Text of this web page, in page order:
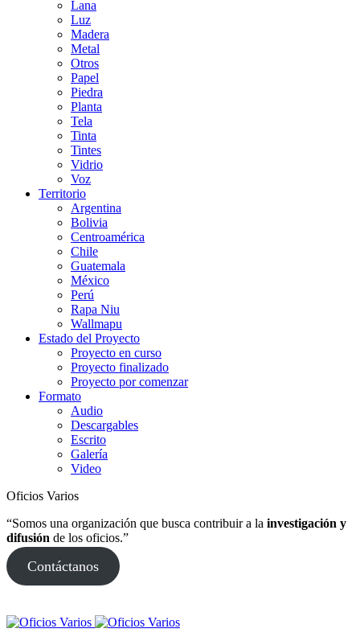
Lana
Luz
Madera
Metal
Otros
Papel
Piedra
Planta
Tela
Tinta
Tintes
Vidrio
Voz
Territorio
Argentina
Bolivia
Centroamérica
Chile
Guatemala
México
Perú
Rapa Niu
Wallmapu
Estado del Proyecto
Proyecto en curso
Proyecto finalizado
Proyecto por comenzar
Formato
Audio
Descargables
Escrito
Galería
Video
Oficios Varios
“Somos una organización que busca contribuir a la investigación y
difusión de los oficios.”
Contáctanos